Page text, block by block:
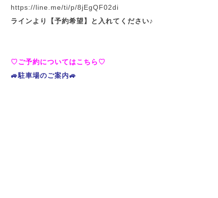
https://line.me/ti/p/8jEgQF02di
ラインより【予約希望】と入れてください♪
♡ご予約についてはこちら♡
🚙駐車場のご案内🚙